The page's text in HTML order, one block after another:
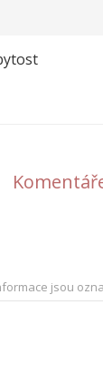
jsou